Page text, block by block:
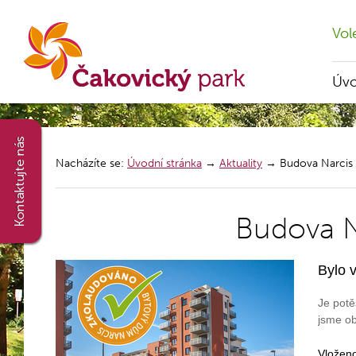
Nacházíte se: Úvodní stránka → Aktuality → Budova
Budova
Bylo
Je
jsme